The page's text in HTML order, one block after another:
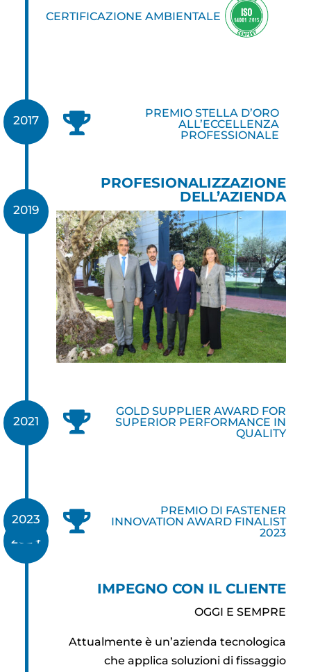
CERTIFICAZIONE AMBIENTALE
2017 
PREMIO STELLA D’ORO
ALL’ECCELLENZA
PROFESSIONALE
PROFESIONALIZZAZIONE
DELL’AZIENDA
2019
2021 
GOLD SUPPLIER AWARD FOR
SUPERIOR PERFORMANCE IN
QUALITY
2023 
PREMIO DI FASTENER
INNOVATION AWARD FINALIST
2023
IMPEGNO CON IL CLIENTE
OGGI E SEMPRE
Attualmente è un’azienda tecnologica
che applica soluzioni di fissaggio
2024